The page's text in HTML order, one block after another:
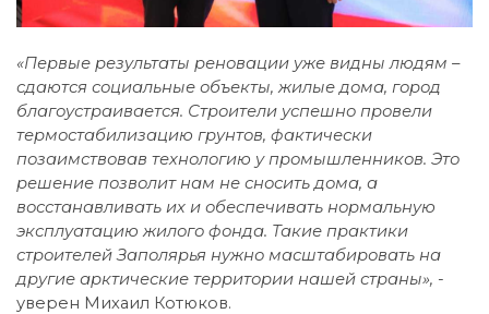
«Первые результаты реновации уже видны людям –
сдаются социальные объекты, жилые дома, город
благоустраивается. Строители успешно провели
термостабилизацию грунтов, фактически
позаимствовав технологию у промышленников. Это
решение позволит нам не сносить дома, а
восстанавливать их и обеспечивать нормальную
эксплуатацию жилого фонда. Такие практики
строителей Заполярья нужно масштабировать на
другие арктические территории нашей страны», -
уверен Михаил Котюков.